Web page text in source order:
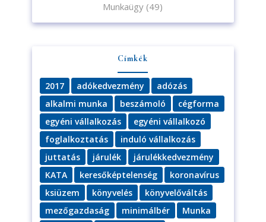
Munkaügy (49)
Címkék
2017 adókedvezmény
adózás
alkalmi munka
beszámoló
cégforma
egyéni vállalkozás
egyéni vállalkozó
foglalkoztatás
induló vállalkozás
juttatás
járulék
járulékkedvezmény
KATA
keresőképtelenség
koronavírus
ksiüzem
könyvelés
könyvelőváltás
mezőgazdaság
minimálbér
Munka